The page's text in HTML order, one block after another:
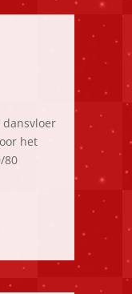
dansvloer
het
80